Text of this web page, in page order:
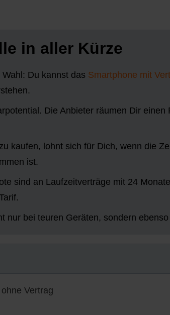
in aller Kürze
Du kannst das Smartphone mit
Die Anbieter räumen Dir einen
kaufen, lohnt sich für Dich, wenn die
ist.
sind an Laufzeitverträge mit 24
nur bei teuren Geräten, sondern
Vertrag